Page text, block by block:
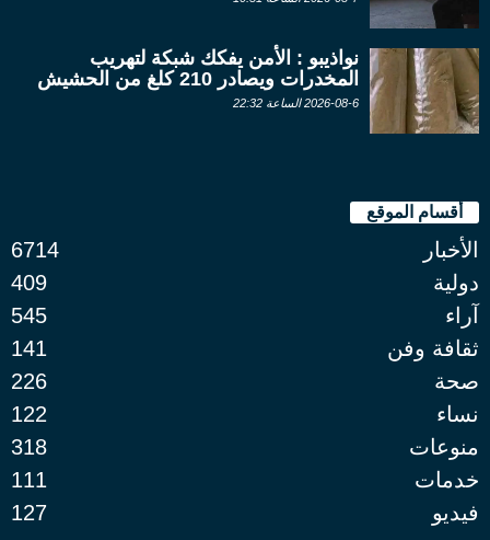
نواذيبو : الأمن يفكك شبكة لتهريب
المخدرات ويصادر 210 كلغ من الحشيش
2026-08-6 الساعة 22:32
أقسام الموقع
الأخبار
6714
دولية
409
آراء
545
ثقافة وفن
141
صحة
226
نساء
122
منوعات
318
خدمات
111
فيديو
127